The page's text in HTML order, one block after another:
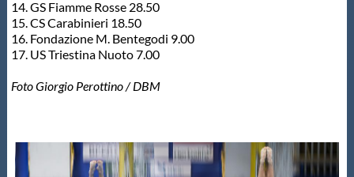
14. GS Fiamme Rosse 28.50
15. CS Carabinieri 18.50
16. Fondazione M. Bentegodi 9.00
17. US Triestina Nuoto 7.00
Foto Giorgio Perottino / DBM